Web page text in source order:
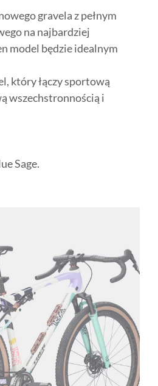
gravela z pełnym
na najbardziej
model będzie idealnym
który łączy sportową
wszechstronnością i
Sage.